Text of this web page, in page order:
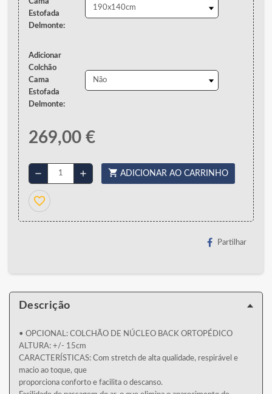
Estofada
Delmonte:
Adicionar
Colchão
Cama
Estofada
Delmonte:
269,00 €
remove add shopping_cart ADICIONAR AO CARRINHO
favorite_border
Partilhar
Descrição
• OPCIONAL: COLCHÃO DE NÚCLEO BACK ORTOPÉDICO
ALTURA: +/- 15cm
CARACTERÍSTICAS: Com stretch de alta qualidade, respirável e
macio ao toque, que
proporciona conforto e facilita o descanso.